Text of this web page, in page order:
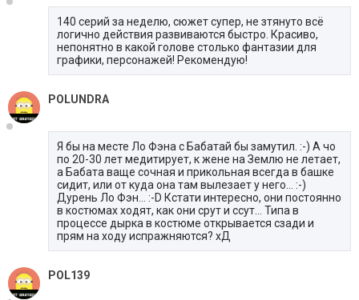
140 серий за неделю, сюжет супер, не зтянуто всё
логично действия развиваются быстро. Красиво,
непонятно в какой голове столько фантазии для
графики, персонажей! Рекомендую!
POLUNDRA
Я бы на месте Ло Фэна с Бабатай бы замутил. :-) А чо
по 20-30 лет медитирует, к жене на Землю не летает,
а Бабата ваще сочная и прикольная всегда в башке
сидит, или от куда она там вылезает у него... :-)
Дурень Ло Фэн... :-D Кстати интересно, они постоянно
в костюмах ходят, как они срут и ссут... Типа в
процессе дырка в костюме открывается сзади и
прям на ходу испражняются? хД
POL139